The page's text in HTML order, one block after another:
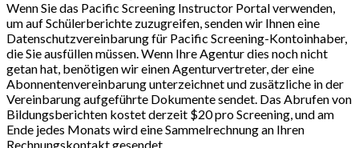
Wenn Sie das Pacific Screening Instructor Portal verwenden,
um auf Schülerberichte zuzugreifen, senden wir Ihnen eine
Datenschutzvereinbarung für Pacific Screening-Kontoinhaber,
die Sie ausfüllen müssen. Wenn Ihre Agentur dies noch nicht
getan hat, benötigen wir einen Agenturvertreter, der eine
Abonnentenvereinbarung unterzeichnet und zusätzliche in der
Vereinbarung aufgeführte Dokumente sendet. Das Abrufen von
Bildungsberichten kostet derzeit $20 pro Screening, und am
Ende jedes Monats wird eine Sammelrechnung an Ihren
Rechnungskontakt gesendet.